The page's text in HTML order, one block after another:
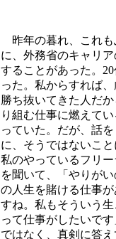
昨年の暮れ、これも
に、外務省のキャリ
することがあった。
った。私からすれば
勝ち抜いてきた人だ
り組む仕事に燃えて
っていた。だが、話
に、そうではないこ
私のやっているフリ
を聞いて、「やりが
の人生を賭ける仕事
すね。私もそういう
って仕事がしたいで
ではなく、真剣に答